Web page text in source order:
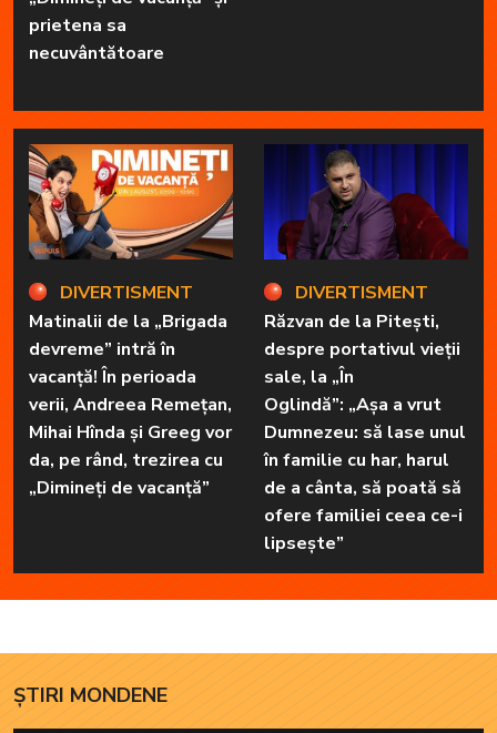
prietena sa
necuvântătoare
DIVERTISMENT
Matinalii de la „Brigada
devreme” intră în
vacanță! În perioada
verii, Andreea Remețan,
Mihai Hînda și Greeg vor
da, pe rând, trezirea cu
„Dimineți de vacanță”
DIVERTISMENT
Răzvan de la Pitești,
despre portativul vieții
sale, la „În
Oglindă”: „Așa a vrut
Dumnezeu: să lase unul
în familie cu har, harul
de a cânta, să poată să
ofere familiei ceea ce-i
lipsește”
ȘTIRI MONDENE